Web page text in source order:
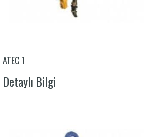
ATEC 1
Detaylı Bilgi